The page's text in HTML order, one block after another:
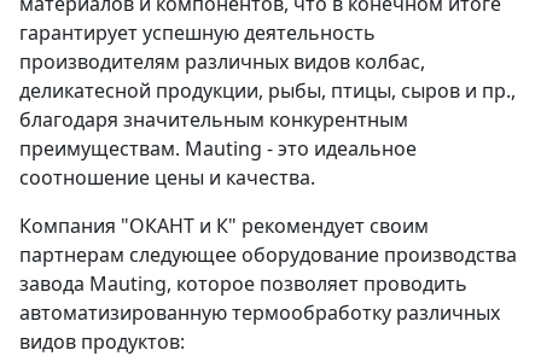
гарантирует успешную деятельность
производителям различных видов колбас,
деликатесной продукции, рыбы, птицы, сыров и пр.,
благодаря значительным конкурентным
преимуществам. Mauting - это идеальное
соотношение цены и качества.
Компания "ОКАНТ и К" рекомендует своим
партнерам следующее оборудование производства
завода Mauting, которое позволяет проводить
автоматизированную термообработку различных
видов продуктов: